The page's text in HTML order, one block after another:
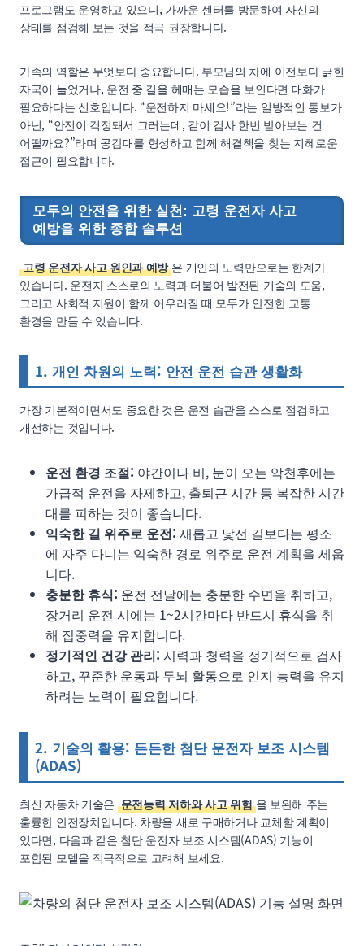
프로그램도 운영하고 있으니, 가까운 센터를 방문하여 자신의
상태를 점검해 보는 것을 적극 권장합니다.
가족의 역할은 무엇보다 중요합니다. 부모님의 차에 이전보다 긁힌
자국이 늘었거나, 운전 중 길을 헤매는 모습을 보인다면 대화가
필요하다는 신호입니다. “운전하지 마세요!”라는 일방적인 통보가
아닌, “안전이 걱정돼서 그러는데, 같이 검사 한번 받아보는 건
어떨까요?”라며 공감대를 형성하고 함께 해결책을 찾는 지혜로운
접근이 필요합니다.
모두의 안전을 위한 실천: 고령 운전자 사고
예방을 위한 종합 솔루션
고령 운전자 사고 원인과 예방 은 개인의 노력만으로는 한계가
있습니다. 운전자 스스로의 노력과 더불어 발전된 기술의 도움,
그리고 사회적 지원이 함께 어우러질 때 모두가 안전한 교통
환경을 만들 수 있습니다.
1. 개인 차원의 노력: 안전 운전 습관 생활화
가장 기본적이면서도 중요한 것은 운전 습관을 스스로 점검하고
개선하는 것입니다.
운전 환경 조절: 야간이나 비, 눈이 오는 악천후에는
가급적 운전을 자제하고, 출퇴근 시간 등 복잡한 시간
대를 피하는 것이 좋습니다.
익숙한 길 위주로 운전: 새롭고 낯선 길보다는 평소
에 자주 다니는 익숙한 경로 위주로 운전 계획을 세웁
니다.
충분한 휴식: 운전 전날에는 충분한 수면을 취하고,
장거리 운전 시에는 1~2시간마다 반드시 휴식을 취
해 집중력을 유지합니다.
정기적인 건강 관리: 시력과 청력을 정기적으로 검사
하고, 꾸준한 운동과 두뇌 활동으로 인지 능력을 유지
하려는 노력이 필요합니다.
2. 기술의 활용: 든든한 첨단 운전자 보조 시스템
(ADAS)
최신 자동차 기술은 운전능력 저하와 사고 위험 을 보완해 주는
훌륭한 안전장치입니다. 차량을 새로 구매하거나 교체할 계획이
있다면, 다음과 같은 첨단 운전자 보조 시스템(ADAS) 기능이
포함된 모델을 적극적으로 고려해 보세요.